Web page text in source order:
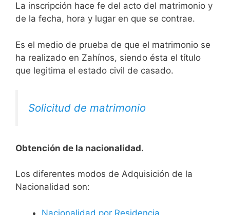
La inscripción hace fe del acto del matrimonio y
de la fecha, hora y lugar en que se contrae.
Es el medio de prueba de que el matrimonio se
ha realizado en Zahínos, siendo ésta el título
que legitima el estado civil de casado.
Solicitud de matrimonio
Obtención de la nacionalidad.
​​​Los diferentes modos de Adquisición de la
Nacionalidad son:
Nacionalidad por Residencia